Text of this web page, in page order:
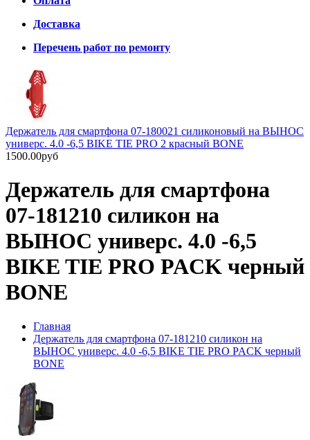
Доставка
Перечень работ по ремонту
Держатель для смартфона 07-180021 силиконовый на ВЫНОС
универс. 4.0 -6,5 BIKE TIE PRO 2 красный BONE
1500.00руб
Держатель для смартфона
07-181210 силикон на
ВЫНОС универс. 4.0 -6,5
BIKE TIE PRO PACK черный
BONE
Главная
Держатель для смартфона 07-181210 силикон на
ВЫНОС универс. 4.0 -6,5 BIKE TIE PRO PACK черный
BONE